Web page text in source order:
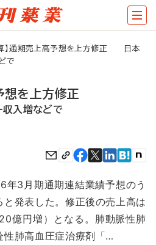
算】通期売上高予想を上方修正 日本
で
想を上方修正
収入増などで
3月期通期連結業績予想のう
発表した。修正後の売上高は
億円増）となる。肺動脈性肺
性肺高血圧症治療剤「…